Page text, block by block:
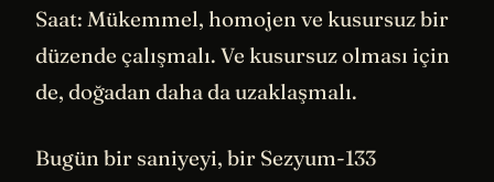
Saat: Mükemmel, homojen ve kusursuz bir
düzende çalışmalı. Ve kusursuz olması için
de, doğadan daha da uzaklaşmalı.
Bugün bir saniyeyi, bir Sezyum-133